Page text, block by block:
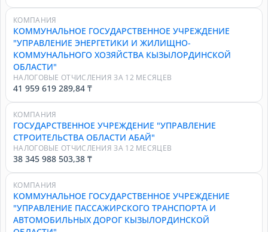
КОМПАНИЯ
КОММУНАЛЬНОЕ ГОСУДАРСТВЕННОЕ УЧРЕЖДЕНИЕ
"УПРАВЛЕНИЕ ЭНЕРГЕТИКИ И ЖИЛИЩНО-
КОММУНАЛЬНОГО ХОЗЯЙСТВА КЫЗЫЛОРДИНСКОЙ
ОБЛАСТИ"
НАЛОГОВЫЕ ОТЧИСЛЕНИЯ ЗА 12 МЕСЯЦЕВ
41 959 619 289,84 ₸
КОМПАНИЯ
ГОСУДАРСТВЕННОЕ УЧРЕЖДЕНИЕ "УПРАВЛЕНИЕ
СТРОИТЕЛЬСТВА ОБЛАСТИ АБАЙ"
НАЛОГОВЫЕ ОТЧИСЛЕНИЯ ЗА 12 МЕСЯЦЕВ
38 345 988 503,38 ₸
КОМПАНИЯ
КОММУНАЛЬНОЕ ГОСУДАРСТВЕННОЕ УЧРЕЖДЕНИЕ
"УПРАВЛЕНИЕ ПАССАЖИРСКОГО ТРАНСПОРТА И
АВТОМОБИЛЬНЫХ ДОРОГ КЫЗЫЛОРДИНСКОЙ